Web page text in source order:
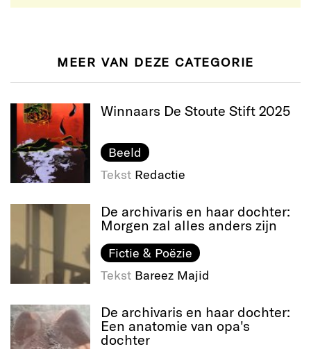
MEER VAN DEZE CATEGORIE
Winnaars De Stoute Stift 2025
Beeld
Tekst Redactie
De archivaris en haar dochter:
Morgen zal alles anders zijn
Fictie & Poëzie
Tekst Bareez Majid
De archivaris en haar dochter:
Een anatomie van opa's
dochter